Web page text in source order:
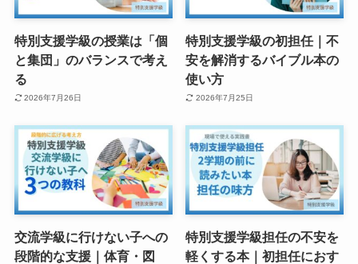
特別支援学級の授業は「個
と集団」のバランスで考え
る
2026年7月26日
特別支援学級の初担任｜不
安を解消するバイブル本の
使い方
2026年7月25日
交流学級に行けない子への
段階的な支援｜体育・図
特別支援学級担任の不安を
軽くする本｜初担任におす